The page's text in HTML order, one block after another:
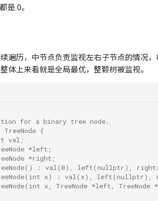
是 0。
遍历，中节点负责监视左右子节点的情况
体上来看就是全局最优，整颗树被监视。
for a binary tree node.
{
val;
*left;
*right;
: val(0), left(nullptr),
x) : val(x), left(nullptr),
x, TreeNode *left,